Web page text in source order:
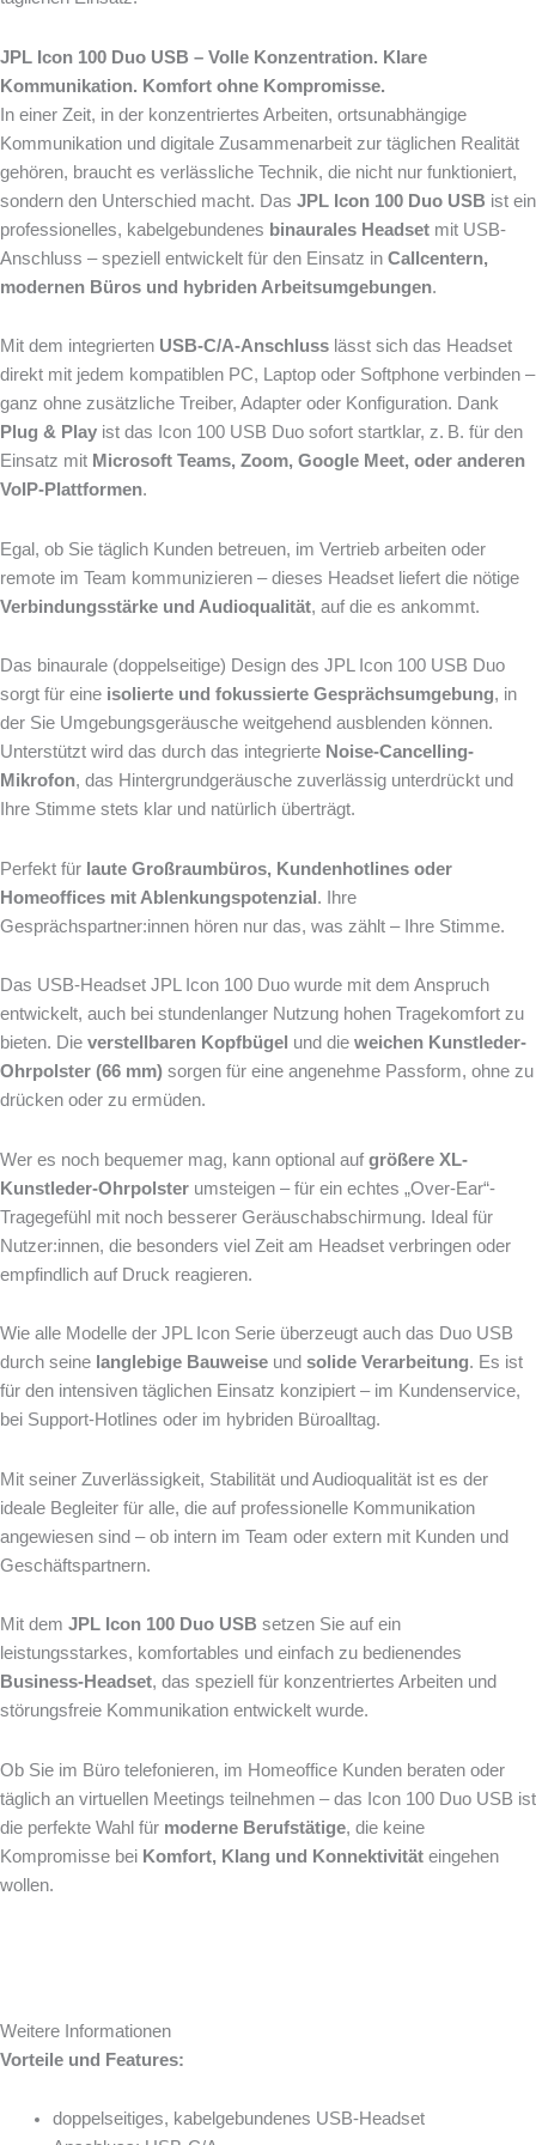
JPL Icon 100 Duo USB – Volle Konzentration. Klare
Kommunikation. Komfort ohne Kompromisse.
In einer Zeit, in der konzentriertes Arbeiten, ortsunabhängige
Kommunikation und digitale Zusammenarbeit zur täglichen Realität
gehören, braucht es verlässliche Technik, die nicht nur funktioniert,
sondern den Unterschied macht. Das JPL Icon 100 Duo USB ist ein
professionelles, kabelgebundenes binaurales Headset mit USB-
Anschluss – speziell entwickelt für den Einsatz in Callcentern,
modernen Büros und hybriden Arbeitsumgebungen.
Mit dem integrierten USB-C/A-Anschluss lässt sich das Headset
direkt mit jedem kompatiblen PC, Laptop oder Softphone verbinden –
ganz ohne zusätzliche Treiber, Adapter oder Konfiguration. Dank
Plug & Play ist das Icon 100 USB Duo sofort startklar, z. B. für den
Einsatz mit Microsoft Teams, Zoom, Google Meet, oder anderen
VoIP-Plattformen.
Egal, ob Sie täglich Kunden betreuen, im Vertrieb arbeiten oder
remote im Team kommunizieren – dieses Headset liefert die nötige
Verbindungsstärke und Audioqualität, auf die es ankommt.
Das binaurale (doppelseitige) Design des JPL Icon 100 USB Duo
sorgt für eine isolierte und fokussierte Gesprächsumgebung, in
der Sie Umgebungsgeräusche weitgehend ausblenden können.
Unterstützt wird das durch das integrierte Noise-Cancelling-
Mikrofon, das Hintergrundgeräusche zuverlässig unterdrückt und
Ihre Stimme stets klar und natürlich überträgt.
Perfekt für laute Großraumbüros, Kundenhotlines oder
Homeoffices mit Ablenkungspotenzial . Ihre
Gesprächspartner:innen hören nur das, was zählt – Ihre Stimme.
Das USB-Headset JPL Icon 100 Duo wurde mit dem Anspruch
entwickelt, auch bei stundenlanger Nutzung hohen Tragekomfort zu
bieten. Die verstellbaren Kopfbügel und die weichen Kunstleder-
Ohrpolster (66 mm) sorgen für eine angenehme Passform, ohne zu
drücken oder zu ermüden.
Wer es noch bequemer mag, kann optional auf größere XL-
Kunstleder-Ohrpolster umsteigen – für ein echtes „Over-Ear“-
Tragegefühl mit noch besserer Geräuschabschirmung. Ideal für
Nutzer:innen, die besonders viel Zeit am Headset verbringen oder
empfindlich auf Druck reagieren.
Wie alle Modelle der JPL Icon Serie überzeugt auch das Duo USB
durch seine langlebige Bauweise und solide Verarbeitung. Es ist
für den intensiven täglichen Einsatz konzipiert – im Kundenservice,
bei Support-Hotlines oder im hybriden Büroalltag.
Mit seiner Zuverlässigkeit, Stabilität und Audioqualität ist es der
ideale Begleiter für alle, die auf professionelle Kommunikation
angewiesen sind – ob intern im Team oder extern mit Kunden und
Geschäftspartnern.
Mit dem JPL Icon 100 Duo USB setzen Sie auf ein
leistungsstarkes, komfortables und einfach zu bedienendes
Business-Headset, das speziell für konzentriertes Arbeiten und
störungsfreie Kommunikation entwickelt wurde.
Ob Sie im Büro telefonieren, im Homeoffice Kunden beraten oder
täglich an virtuellen Meetings teilnehmen – das Icon 100 Duo USB ist
die perfekte Wahl für moderne Berufstätige, die keine
Kompromisse bei Komfort, Klang und Konnektivität eingehen
wollen.
Weitere Informationen
Vorteile und Features:
doppelseitiges, kabelgebundenes USB-Headset